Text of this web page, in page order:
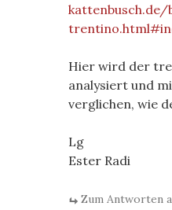
Hier wird der
analysiert und
verglichen, wie
Lg
Ester Radi
Zum Antworten